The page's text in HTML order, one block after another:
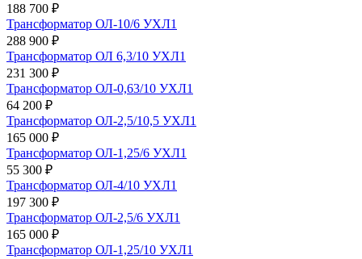
188 700 ₽
Трансформатор ОЛ-10/6 УХЛ1
288 900 ₽
Трансформатор ОЛ 6,3/10 УХЛ1
231 300 ₽
Трансформатор ОЛ-0,63/10 УХЛ1
64 200 ₽
Трансформатор ОЛ-2,5/10,5 УХЛ1
165 000 ₽
Трансформатор ОЛ-1,25/6 УХЛ1
55 300 ₽
Трансформатор ОЛ-4/10 УХЛ1
197 300 ₽
Трансформатор ОЛ-2,5/6 УХЛ1
165 000 ₽
Трансформатор ОЛ-1,25/10 УХЛ1